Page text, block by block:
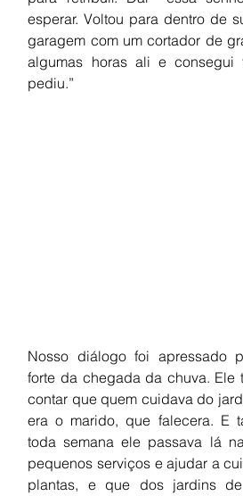
esperar. Voltou para dentro de
garagem com um cortador de
algumas horas ali e consegui
pediu.”
Nosso diálogo foi apressado
forte da chegada da chuva. Ele
contar que quem cuidava do
era o marido, que falecera. E
toda semana ele passava lá
pequenos serviços e ajudar a
plantas, e que dos jardins